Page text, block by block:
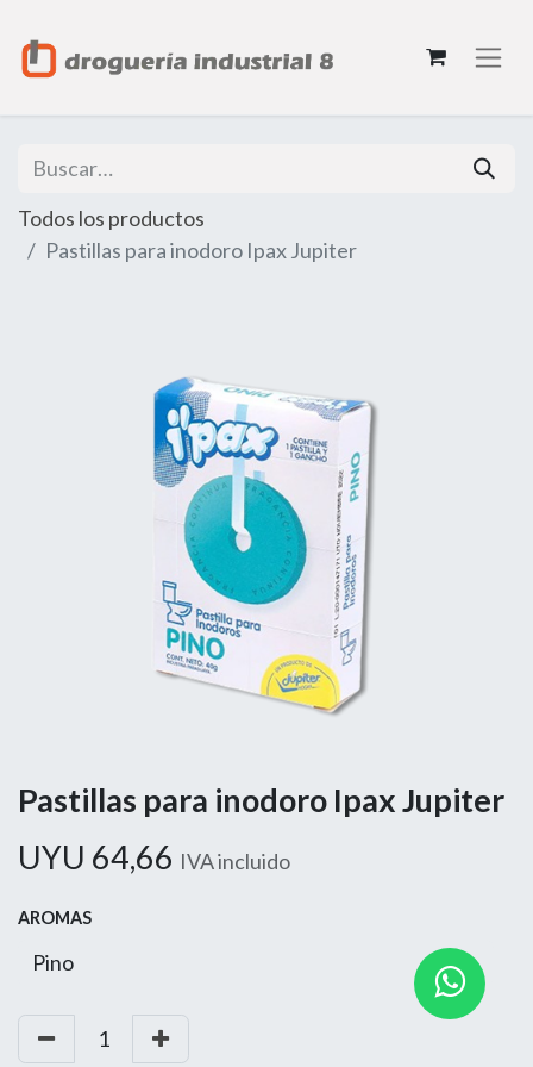
Todos los productos
Pastillas para inodoro Ipax Jupiter
Pastillas para inodoro Ipax Jupiter
UYU 64,66 IVA incluido
AROMAS